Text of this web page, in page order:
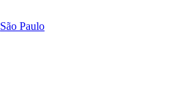
São Paulo